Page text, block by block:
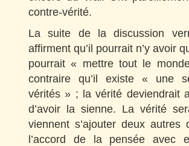
contre-vérité.
La suite de la discussion
affirment qu’il pourrait n’y avoir
pourrait « mettre tout le
contraire qu’il existe « une
vérités » ; la vérité deviendrait
d’avoir la sienne. La vérité
viennent s’ajouter deux
l’accord de la pensée avec